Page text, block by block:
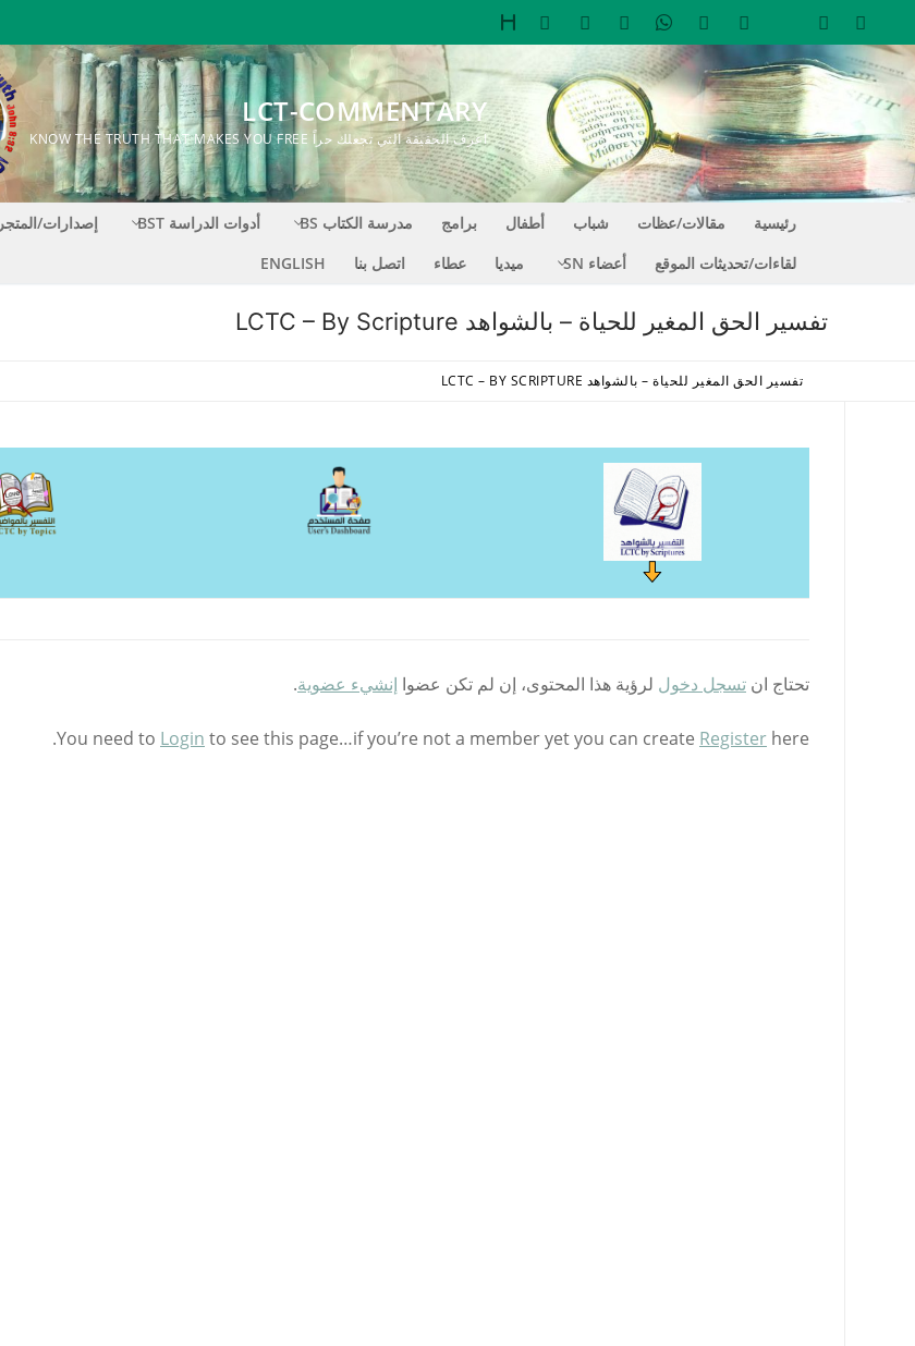
إلى
المحتوى
LCT-COMMENTARY
اعرف الحقيقة التي تجعلك حراً KNOW THE TRUTH THAT MAKES YOU FREE
رئيسية مقالات/عظات شباب أطفال برامج مدرسة الكتاب BS أدوات الدراسة BST إصدارات/المتجر SHOP
لقاءات/تحديثات الموقع
أعضاء SN ميديا عطاء اتصل بنا ENGLISH
تفسير الحق المغير للحياة – بالشواهد LCTC – By Scripture
تفسير الحق المغير للحياة – بالشواهد LCTC – BY SCRIPTURE
تحتاج ان تسجل دخول لرؤية هذا المحتوى، إن لم تكن عضوا إنشيء عضوية.
You need to Login to see this page…if you’re not a member yet you can create Register here.